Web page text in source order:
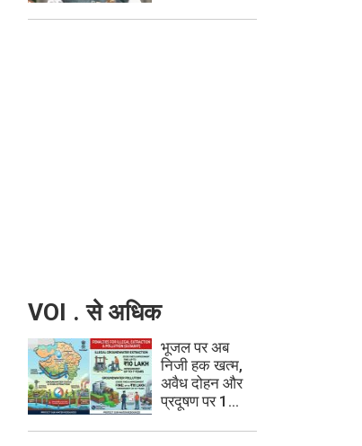
VOI . से अधिक
भूजल पर अब
निजी हक खत्म,
अवैध दोहन और
प्रदूषण पर 1...